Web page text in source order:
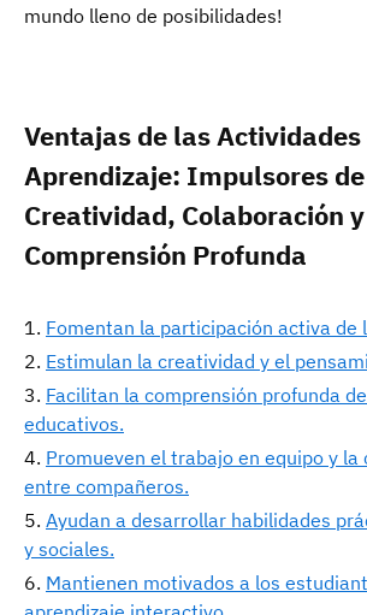
mundo lleno de posibilidades!
Ventajas de las Actividades
Aprendizaje: Impulsores de
Creatividad, Colaboración y
Comprensión Profunda
Fomentan la participación activa de
Estimulan la creatividad y el
Facilitan la comprensión profunda
educativos.
Promueven el trabajo en equipo y la
entre compañeros.
Ayudan a desarrollar habilidades
y sociales.
Mantienen motivados a los